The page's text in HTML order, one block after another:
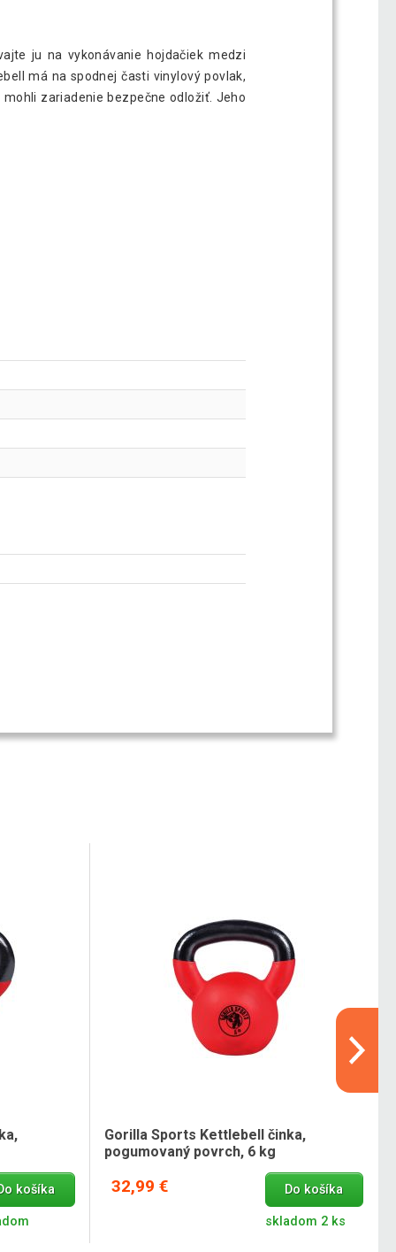
ju na vykonávanie hojdačiek medzi
má na spodnej časti vinylový povlak,
zariadenie bezpečne odložiť. Jeho
košíka
Gorilla Sports Kettlebell činka,
pogumovaný povrch, 6 kg
32,99 € Do košíka
skladom 2 ks